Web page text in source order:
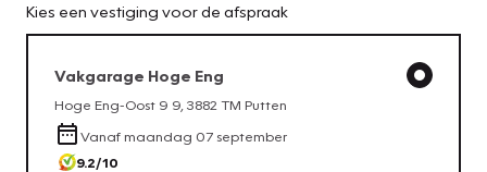
Kies een vestiging voor de afspraak
Vakgarage Hoge Eng
Hoge Eng-Oost 9 9 3882 TM Putten
Vanafmaandag 07 september
9.2/10